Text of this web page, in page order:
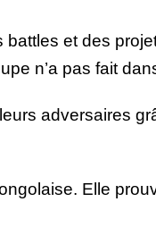
et des
n’a pas fait
adversaires
Elle